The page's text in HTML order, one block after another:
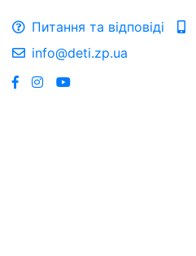
Питання та відповіді
info@deti.zp.ua